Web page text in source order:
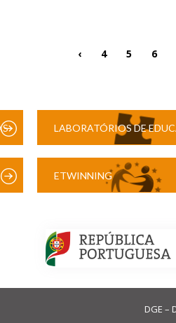
‹ 4 5 6
LABORATÓRIOS DE
ETWINNING
DGE –